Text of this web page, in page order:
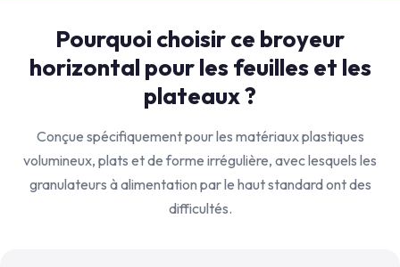
Pourquoi choisir ce broyeur
horizontal pour les feuilles et les
plateaux ?
Conçue spécifiquement pour les matériaux plastiques
volumineux, plats et de forme irrégulière, avec lesquels les
granulateurs à alimentation par le haut standard ont des
difficultés.